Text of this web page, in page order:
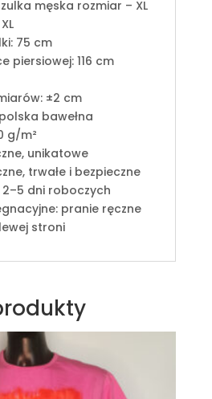
męska rozmiar – XL
75 cm
piersiowej: 116 cm
±2 cm
bawełna
g/m²
unikatowe
trwałe i bezpieczne
2–5 dni roboczych
pranie ręczne
stroni